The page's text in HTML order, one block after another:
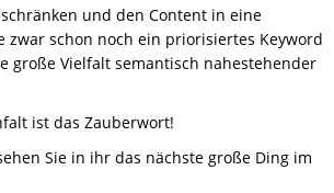
und den Content in eine
zwar schon noch ein priorisiertes Keyword
große Vielfalt semantisch nahestehender
ist das Zauberwort!
Sie in ihr das nächste große Ding im